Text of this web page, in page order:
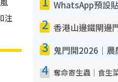
注
2
3
4